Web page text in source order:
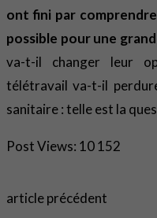
ont fini par
possible pour une
va-t-il changer leur
télétravail va-t-il
sanitaire : telle est la
Post Views: 10 152
article précédent